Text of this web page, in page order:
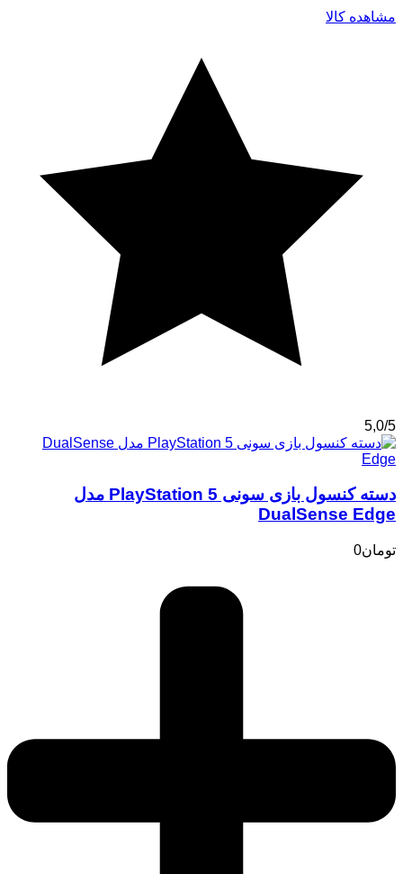
مشاهده کالا
5,0/5
دسته کنسول بازی سونی PlayStation 5 مدل
DualSense Edge
تومان0